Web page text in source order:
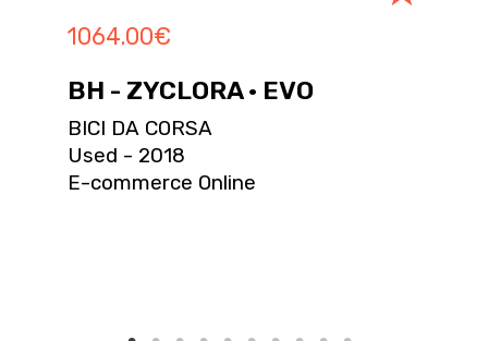
1064.00€
BH - ZYCLORA · EVO
BICI DA CORSA
Used - 2018
E-commerce Online